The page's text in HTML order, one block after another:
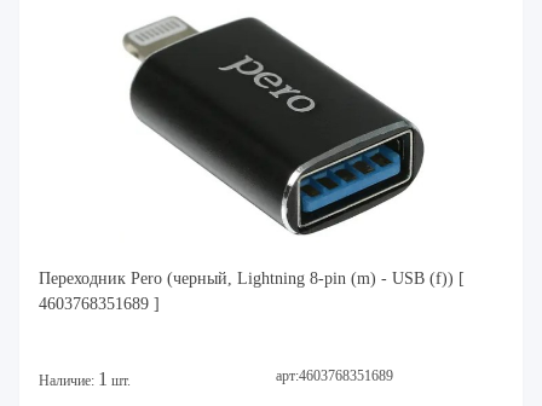
Переходник Pero (черный, Lightning 8-pin (m) - USB (f)) [
4603768351689 ]
Наличие: 1 шт. арт:4603768351689